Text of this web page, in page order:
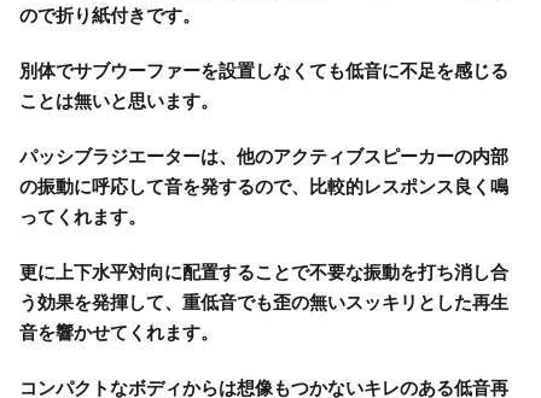
ので折り紙付きです。
別体でサブウーファーを設置しなくても低音に不足を感じる
ことは無いと思います。
パッシブラジエーターは、他のアクティブスピーカーの内部
の振動に呼応して音を発するので、比較的レスポンス良く鳴
ってくれます。
更に上下水平対向に配置することで不要な振動を打ち消し合
う効果を発揮して、重低音でも歪の無いスッキリとした再生
音を響かせてくれます。
コンパクトなボディからは想像もつかないキレのある低音再